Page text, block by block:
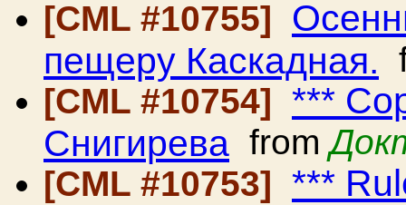
[CML #10755]
пещеру Каскадная.
[CML #10754] ***
Снигирева from
[CML #10753] ***